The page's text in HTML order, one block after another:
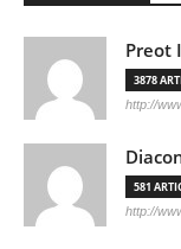
Preot
3878
http://
581
http://